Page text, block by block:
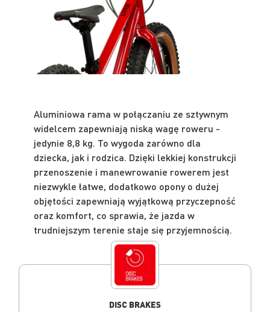
Aluminiowa rama w połączaniu ze sztywnym
widelcem zapewniają niską wagę roweru -
jedynie 8,8 kg. To wygoda zarówno dla
dziecka, jak i rodzica. Dzięki lekkiej konstrukcji
przenoszenie i manewrowanie rowerem jest
niezwykle łatwe, dodatkowo opony o dużej
objętości zapewniają wyjątkową przyczepność
oraz komfort, co sprawia, że jazda w
trudniejszym terenie staje się przyjemnością.
DISC BRAKES